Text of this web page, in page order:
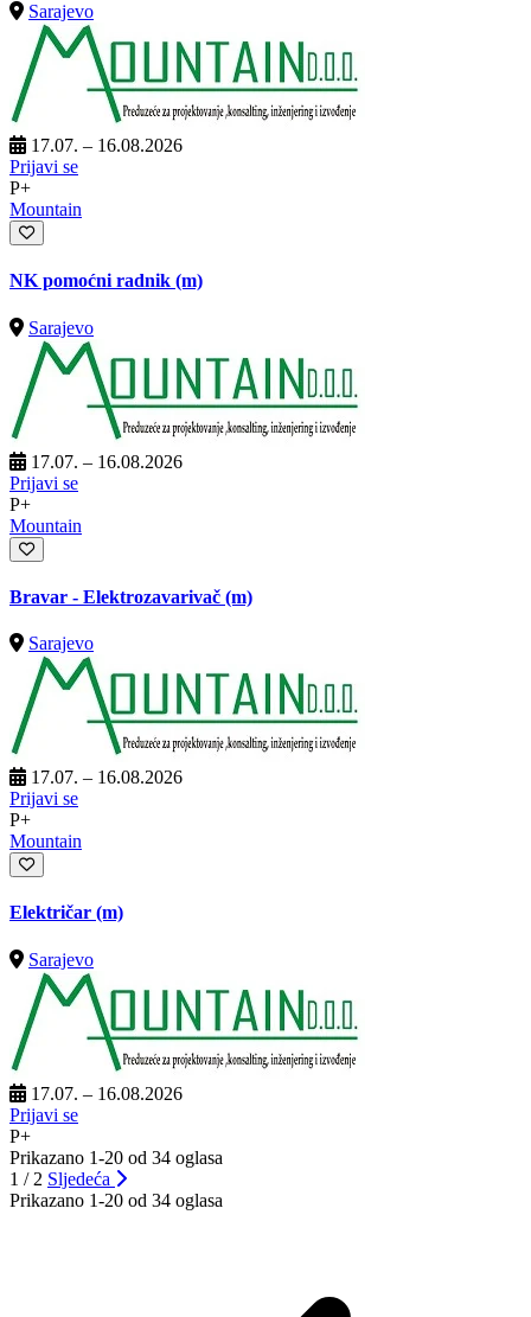
Sarajevo
17.07. – 16.08.2026
Prijavi se
P+
Mountain
NK pomoćni radnik (m)
Sarajevo
17.07. – 16.08.2026
Prijavi se
P+
Mountain
Bravar - Elektrozavarivač (m)
Sarajevo
17.07. – 16.08.2026
Prijavi se
P+
Mountain
Električar (m)
Sarajevo
17.07. – 16.08.2026
Prijavi se
P+
Prikazano 1-20 od 34 oglasa
1 / 2 Sljedeća
Prikazano 1-20 od 34 oglasa